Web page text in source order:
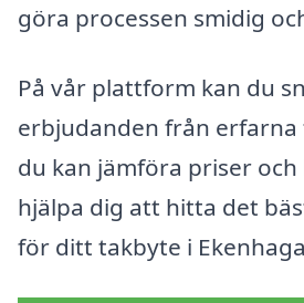
göra processen smidig
På vår plattform kan du
erbjudanden från
du kan jämföra priser
hjälpa dig att hitta det
för ditt takbyte i